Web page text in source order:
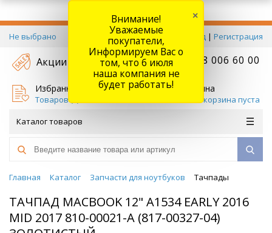
Не выбрано Вход | Регистрация
Акции +7 778 006 60 00
Избранное
Товаров (
Корзина
Ваша корзина пуста
Каталог товаров
Главная Каталог Запчасти для ноутбуков Тачпады
ТАЧПАД MACBOOK 12" A1534 EARLY 2016
MID 2017 810-00021-A (817-00327-04)
Внимание!
Уважаемые
покупатели,
Информируем Вас о
том, что 6 июля
наша компания не
будет работать!
×